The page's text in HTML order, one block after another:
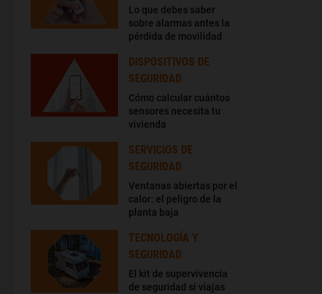
Lo que debes saber
sobre alarmas antes la
pérdida de movilidad
DISPOSITIVOS DE
SEGURIDAD
Cómo calcular cuántos
sensores necesita tu
vivienda
SERVICIOS DE
SEGURIDAD
Ventanas abiertas por el
calor: el peligro de la
planta baja
TECNOLOGÍA Y
SEGURIDAD
El kit de supervivencia
de seguridad si viajas